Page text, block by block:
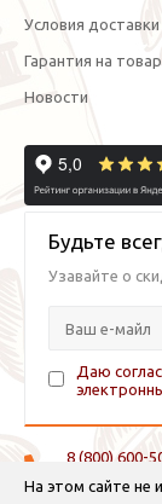
На этом сайте не
Условия доставки
Гарантия на товар
Новости
Будьте
Узавайте о
Даю
8 (800) 600-
+7 (921)